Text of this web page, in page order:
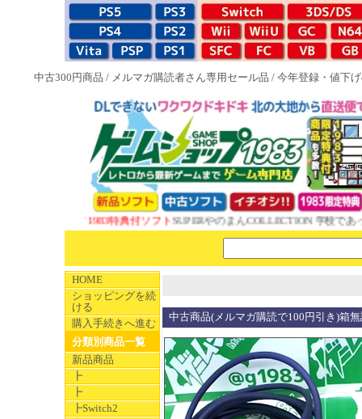
中古300円商品 / メルマガ購読者さん専用セール品 / 今年登録・値下
NEW 1983特典付ソフトSUPERやのまんCOLLECTION 学校であっ
HOME
ショッピングを続
ける
購入手続きへ進む
分類別商品一覧
新品商品
┣
┣
┣Switch2
中古商品(メルマガ購読で100円引き)箱